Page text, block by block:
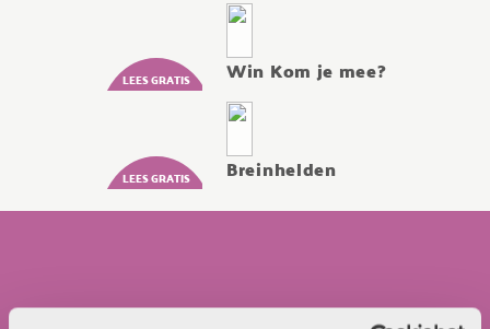
Win Kom je mee?
Breinhelden